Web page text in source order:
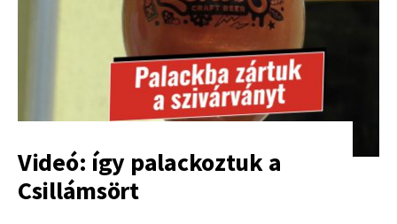
Videó: így palackoztuk a
Csillámsört